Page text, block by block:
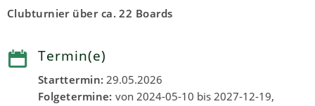
Clubturnier über ca. 22 Boards
Termin(e)
Starttermin: 29.05.2026
Folgetermine: von 2024-05-10 bis 2027-12-19,